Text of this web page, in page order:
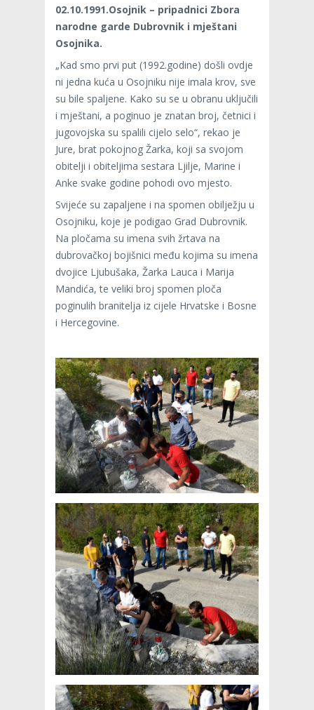
02.10.1991.Osojnik – pripadnici Zbora
narodne garde Dubrovnik i mještani
Osojnika.
„Kad smo prvi put (1992.godine) došli ovdje
ni jedna kuća u Osojniku nije imala krov, sve
su bile spaljene. Kako su se u obranu uključili
i mještani, a poginuo je znatan broj, četnici i
jugovojska su spalili cijelo selo“, rekao je
Jure, brat pokojnog Žarka, koji sa svojom
obitelji i obiteljima sestara Ljilje, Marine i
Anke svake godine pohodi ovo mjesto.
Svijeće su zapaljene i na spomen obilježju u
Osojniku, koje je podigao Grad Dubrovnik.
Na pločama su imena svih žrtava na
dubrovačkoj bojišnici među kojima su imena
dvojice Ljubušaka, Žarka Lauca i Marija
Mandića, te veliki broj spomen ploča
poginulih branitelja iz cijele Hrvatske i Bosne
i Hercegovine.